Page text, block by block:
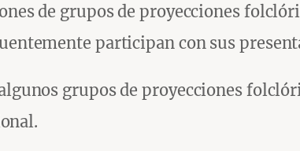
de grupos de proyecciones
participan con sus
grupos de proyecciones